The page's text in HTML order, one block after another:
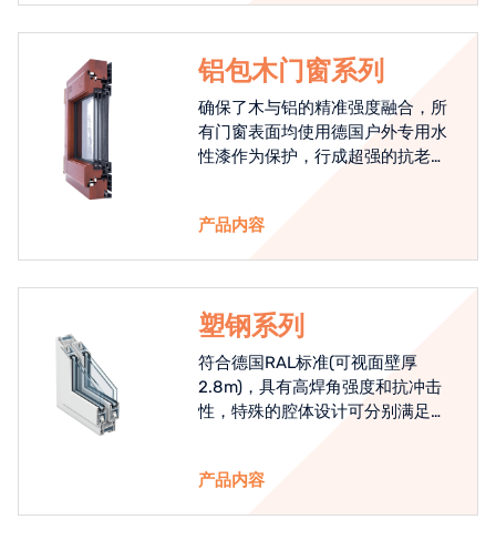
铝包木门窗系列
确保了木与铝的精准强度融合，所
有门窗表面均使用德国户外专用水
性漆作为保护，行成超强的抗老化
产品内容
塑钢系列
符合德国RAL标准(可视面壁厚
2.8m)，具有高焊角强度和抗冲击
性，特殊的腔体设计可分别满足隔
产品内容